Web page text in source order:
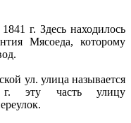
г. Здесь находилось
Мясоеда, которому
ул. улица называется
г. эту часть улицу